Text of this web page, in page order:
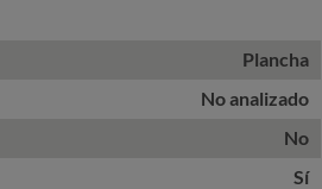
Plancha
No analizado
No
Sí